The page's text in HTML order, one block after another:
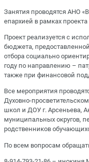
Занятия проводятся АНО
епархией в рамках
Проект реализуется с
бюджета,
отбора социально
году по направлению –
также при финансовой
Все мероприятия
Духовно-
школ и ДОУ г. Арсеньева,
муниципальных округов,
родственников
По всем вопросам